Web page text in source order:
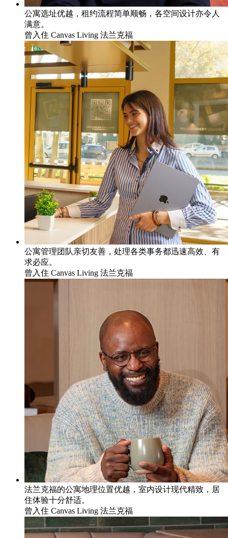
公寓选址优越，租约流程简单顺畅，各空间设计亦令人
满意。
曾入住 Canvas Living 法兰克福
公寓管理团队亲切友善，处理各类事务都迅速高效、有
求必应。
曾入住 Canvas Living 法兰克福
法兰克福的公寓地理位置优越，室内设计现代精致，居
住体验十分舒适。
曾入住 Canvas Living 法兰克福